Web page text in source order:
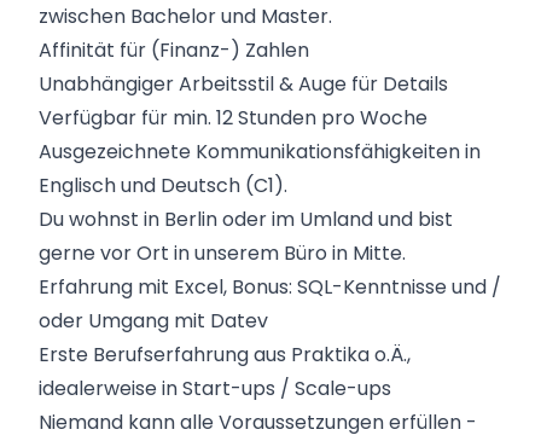
zwischen Bachelor und Master.
Affinität für (Finanz-) Zahlen
Unabhängiger Arbeitsstil & Auge für Details
Verfügbar für min. 12 Stunden pro Woche
Ausgezeichnete Kommunikationsfähigkeiten in
Englisch und Deutsch (C1).
Du wohnst in Berlin oder im Umland und bist
gerne vor Ort in unserem Büro in Mitte.
Erfahrung mit Excel, Bonus: SQL-Kenntnisse und /
oder Umgang mit Datev
Erste Berufserfahrung aus Praktika o.Ä.,
idealerweise in Start-ups / Scale-ups
Niemand kann alle Voraussetzungen erfüllen -